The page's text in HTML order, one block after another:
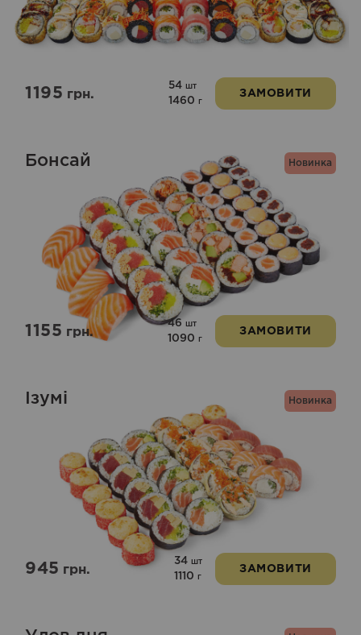
1195грн.
54 шт
1460 г
ЗАМОВИТИ
Новинка
Бонсай
1155грн.
46 шт
1090 г
ЗАМОВИТИ
Новинка
Ізумі
945грн.
34 шт
1110 г
ЗАМОВИТИ